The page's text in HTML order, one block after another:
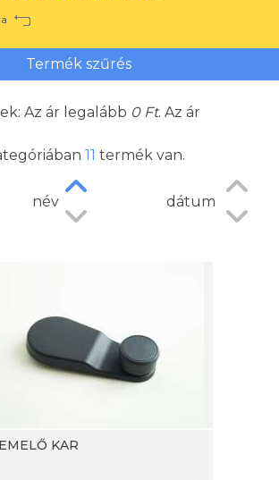
Termék szűrés
Az ár legalább 0Ft. Az ár
11 termék van.
név dátum
KAR